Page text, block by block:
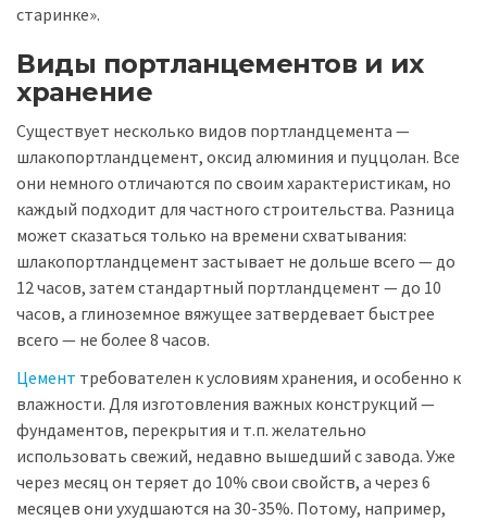
старинке».
Виды портланцементов и их
хранение
Существует несколько видов портландцемента —
шлакопортландцемент, оксид алюминия и пуццолан. Все
они немного отличаются по своим характеристикам, но
каждый подходит для частного строительства. Разница
может сказаться только на времени схватывания:
шлакопортландцемент застывает не дольше всего — до
12 часов, затем стандартный портландцемент — до 10
часов, а глиноземное вяжущее затвердевает быстрее
всего — не более 8 часов.
Цемент требователен к условиям хранения, и особенно к
влажности. Для изготовления важных конструкций —
фундаментов, перекрытия и т.п. желательно
использовать свежий, недавно вышедший с завода. Уже
через месяц он теряет до 10% свои свойств, а через 6
месяцев они ухудшаются на 30-35%. Потому, например,